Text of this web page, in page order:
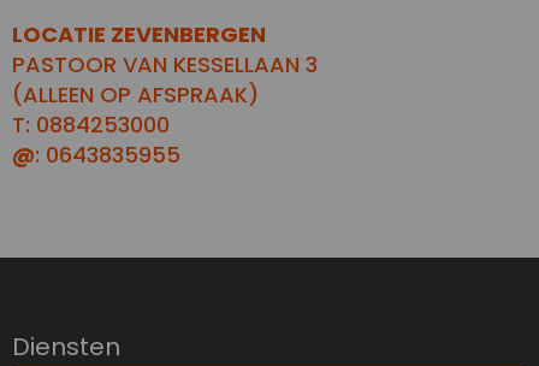
LOCATIE ZEVENBERGEN
PASTOOR VAN KESSELLAAN 3
(ALLEEN OP AFSPRAAK)
T: 0884253000
@: 0643835955
Diensten